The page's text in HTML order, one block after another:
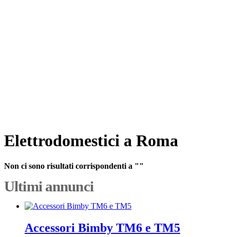
Elettrodomestici a Roma
Non ci sono risultati corrispondenti a ""
Ultimi annunci
Accessori Bimby TM6 e TM5